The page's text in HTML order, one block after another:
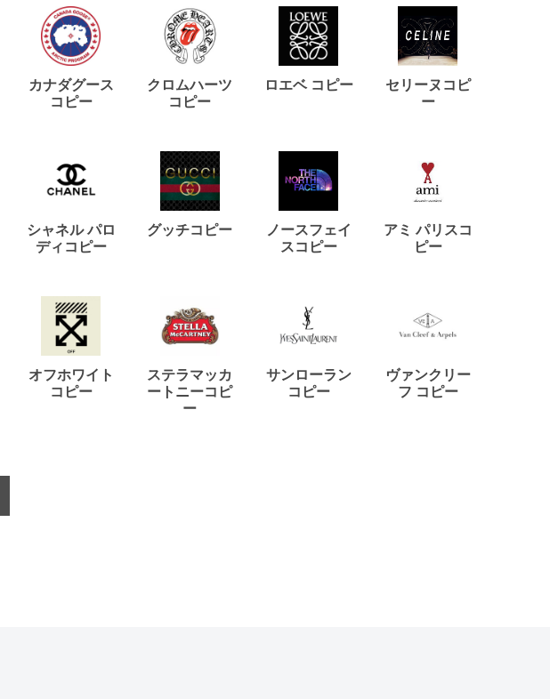
カナダグース
コピー
クロムハーツ
コピー
ロエベ コピー
セリーヌコピ
ー
シャネル パロ
ディコピー
グッチコピー
ノースフェイ
スコピー
アミ パリスコ
ピー
オフホワイト
コピー
ステラマッカ
ートニーコピ
ー
サンローラン
コピー
ヴァンクリー
フ コピー